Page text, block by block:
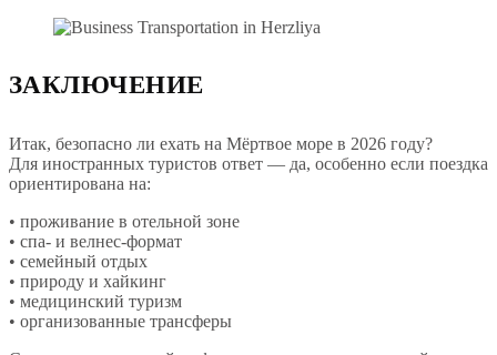
ЗАКЛЮЧЕНИЕ
Итак, безопасно ли ехать на Мёртвое море в 2026 году?
Для иностранных туристов ответ — да, особенно если поездка
ориентирована на:
• проживание в отельной зоне
• спа- и велнес-формат
• семейный отдых
• природу и хайкинг
• медицинский туризм
• организованные трансферы